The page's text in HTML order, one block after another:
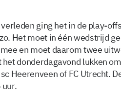
ging het in de play-
Het moet in één wedstrijd
en moet daarom twee
het donderdagavond lukken
Heerenveen of FC Utrecht.